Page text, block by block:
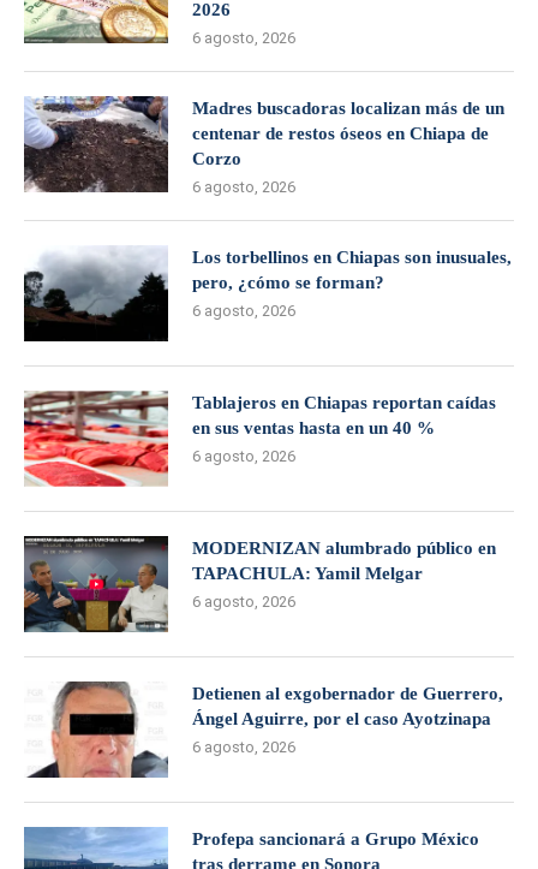
2026
6 agosto, 2026
Madres buscadoras localizan más de un
centenar de restos óseos en Chiapa de
Corzo
6 agosto, 2026
Los torbellinos en Chiapas son inusuales,
pero, ¿cómo se forman?
6 agosto, 2026
Tablajeros en Chiapas reportan caídas
en sus ventas hasta en un 40 %
6 agosto, 2026
MODERNIZAN alumbrado público en
TAPACHULA: Yamil Melgar
6 agosto, 2026
Detienen al exgobernador de Guerrero,
Ángel Aguirre, por el caso Ayotzinapa
6 agosto, 2026
Profepa sancionará a Grupo México
tras derrame en Sonora